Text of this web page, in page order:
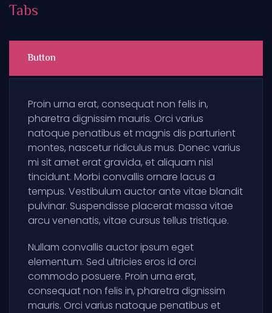
Tabs
Button
Proin urna erat, consequat non felis in,
pharetra dignissim mauris. Orci varius
natoque penatibus et magnis dis parturient
montes, nascetur ridiculus mus. Donec varius
mi sit amet erat gravida, et aliquam nisl
tincidunt. Morbi convallis ornare lacus a
tempus. Vestibulum auctor ante vitae blandit
pulvinar. Suspendisse placerat massa vitae
arcu venenatis, vitae cursus tellus tristique.
Nullam convallis auctor ipsum eget
elementum. Sed ultricies eros id orci
commodo posuere. Proin urna erat,
consequat non felis in, pharetra dignissim
mauris. Orci varius natoque penatibus et